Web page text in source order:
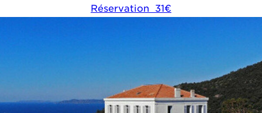
Réservation 31€